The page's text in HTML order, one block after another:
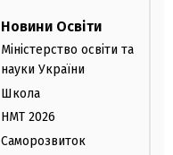
Новини Освіти
Міністерство освіти та
науки України
Школа
НМТ 2026
Саморозвиток